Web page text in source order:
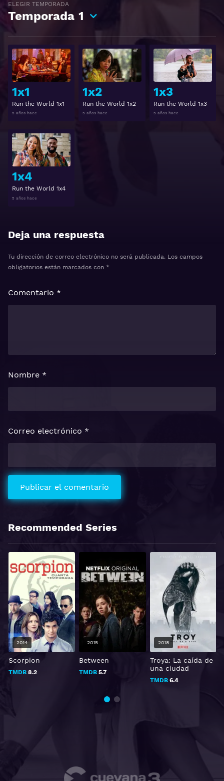
ELEGIR TEMPORADA
Temporada 1
1x1
Run the World 1x1
5 años hace
Ver
1x2
Run the World 1x2
5 años hace
Ver
1x3
Run the World 1x3
5 años hace
1x4
Run the World 1x4
5 años hace
Deja una respuesta
Tu dirección de correo electrónico no será publicada. Los campos
obligatorios están marcados con *
Comentario *
Nombre *
Correo electrónico *
Recommended Series
Between
TMDB5.7
2015
Troya: La caída de
2018
La Jauría
TMDB0
2020